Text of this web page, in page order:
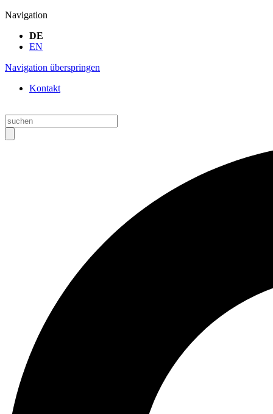
Navigation
DE
EN
Navigation überspringen
Kontakt